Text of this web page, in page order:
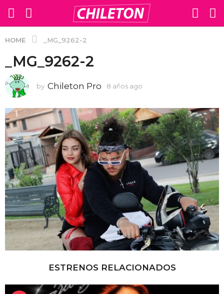
HOME _MG_9262-2
_MG_9262-2
by Chileton Pro 8 años ago
o
s
a
g
o
ESTRENOS RELACIONADOS